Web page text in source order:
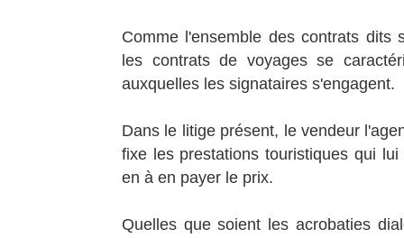
Comme l'ensemble des contrats dits
les contrats de voyages se
auxquelles les signataires s'engagent.
Dans le litige présent, le vendeur
fixe les prestations touristiques qui
en à en payer le prix.
Quelles que soient les acrobaties